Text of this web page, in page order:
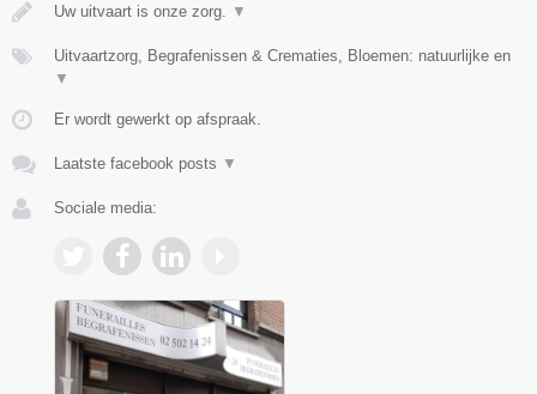
Uw uitvaart is onze zorg. ▼
Uitvaartzorg, Begrafenissen & Crematies, Bloemen: natuurlijke en
▼
Er wordt gewerkt op afspraak.
Laatste facebook posts ▼
Sociale media: